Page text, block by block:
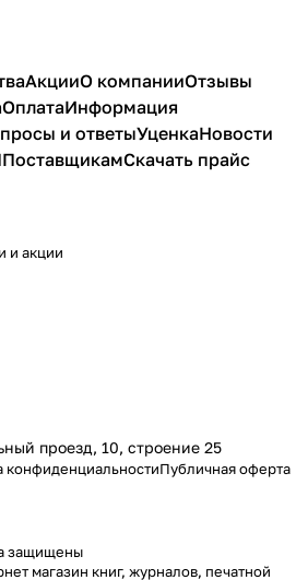
АкцииО компанииОтзывы
ОплатаИнформация
и ответыУценкаНовости
ПоставщикамСкачать прайс
и акции
проезд, 10, строение 25
конфиденциальностиПубличная оферта
защищены
магазин книг, журналов, печатной